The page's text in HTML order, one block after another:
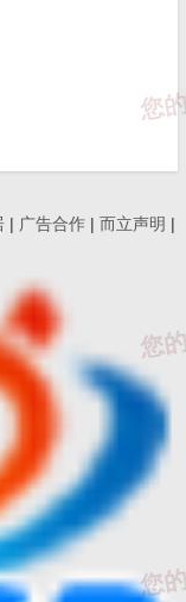
等。
，可以个人或单
目监督机构复核，
分值予以变更或撤
议的,可在10个工
建设局申请复审。
期
分为违法违规记
法违规记分和奖励
不封顶。
| 广告合作 | 而立声明 |